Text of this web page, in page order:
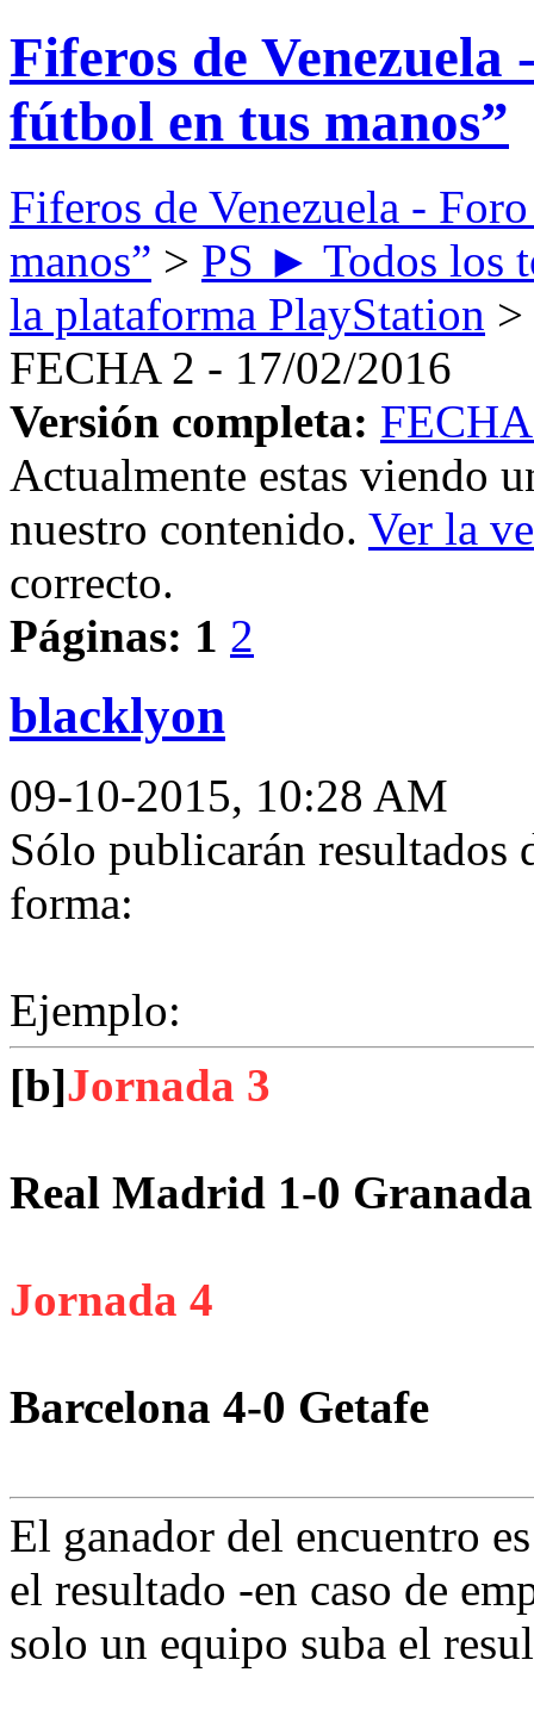
Fiferos de
fútbol en tus manos”
Fiferos de Venezuela -
manos” > PS ► Todos los
la plataforma PlayStation >
FECHA 2 - 17/02/2016
Versión completa:
Actualmente estas viendo
nuestro contenido. Ver la
correcto.
Páginas: 1 2
blacklyon
09-10-2015, 10:28 AM
Sólo publicarán resultados
forma:
Ejemplo:
[b]Jornada 3
Real Madrid 1-0 Granada
Jornada 4
Barcelona 4-0 Getafe
El ganador del encuentro
el resultado -en caso de
solo un equipo suba el